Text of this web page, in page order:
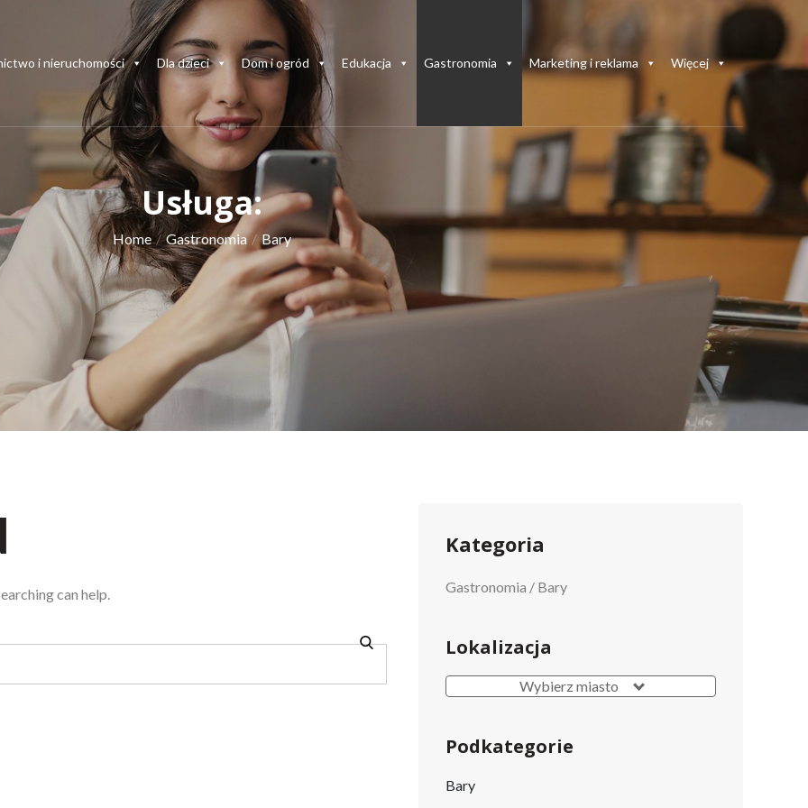
i nieruchomości Dla dzieci Dom i ogród Edukacja Gastronomia Marketing i reklama Więcej
Usługa:
Home Gastronomia Bary
can help.
Kategoria
Gastronomia / Bary
Lokalizacja
Wybierz miasto
Podkategorie
Bary